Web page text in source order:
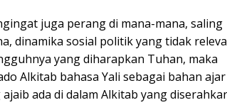
juga perang di mana-mana, saling
dinamika sosial politik yang tidak
yang diharapkan Tuhan, maka
Alkitab bahasa Yali sebagai bahan
ada di dalam Alkitab yang